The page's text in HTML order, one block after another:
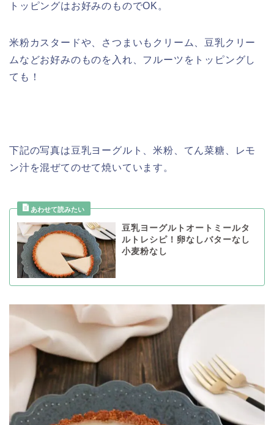
トッピングはお好みのものでOK。
米粉カスタードや、さつまいもクリーム、豆乳クリー
ムなどお好みのものを入れ、フルーツをトッピングし
ても！
下記の写真は豆乳ヨーグルト、米粉、てん菜糖、レモ
ン汁を混ぜてのせて焼いています。
豆乳ヨーグルトオートミールタ
ルトレシピ！卵なしバターなし
小麦粉なし